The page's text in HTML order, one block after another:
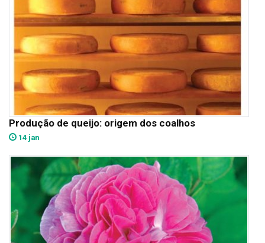
Produção de queijo: origem dos coalhos
14 jan